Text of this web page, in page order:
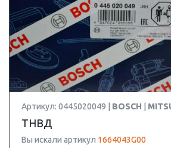
Артикул: 0445020049 | BOSCH
ТНВД
Вы искали артикул 1664043G00